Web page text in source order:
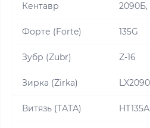
Кентавр 2090Б,
Форте (Forte) 135G
Зубр (Zubr) Z-16
Зирка (Zirka)
Витязь (ТАТА)